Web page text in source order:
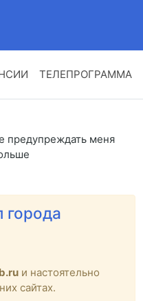
ТЕЛЕПРОГРАММА
предупреждать меня
и настоятельно
сайтах.